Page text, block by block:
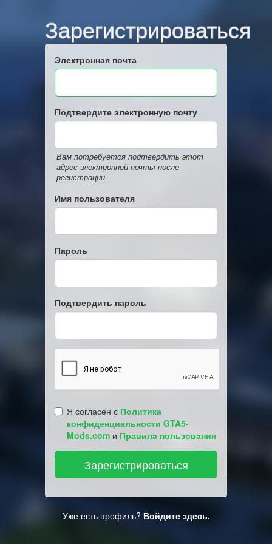
Зарегистрироваться
Электронная почта
Подтвердите электронную почту
Вам потребуется подтвердить этот
адрес электронной почты после
регистрации.
Имя пользователя
Пароль
Подтвердить пароль
Я согласен с Политика
конфиденциальности GTA5-
Mods.com и Правила пользования
Уже есть профиль? Войдите здесь.